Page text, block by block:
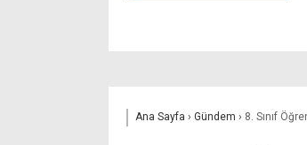
Ana Sayfa › Gündem › 8. Sınıf